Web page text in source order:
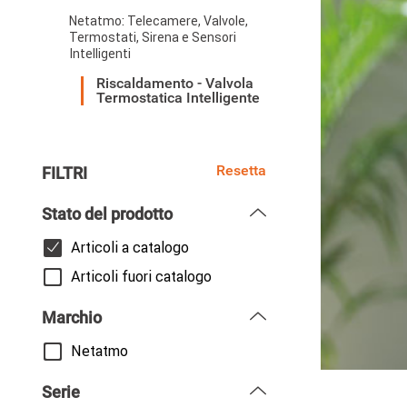
Netatmo: Telecamere, Valvole,
Termostati, Sirena e Sensori
Intelligenti
Riscaldamento - Valvola
Termostatica Intelligente
FILTRI Resetta
Stato del prodotto
Articoli a catalogo
Articoli fuori catalogo
Marchio
Netatmo
Serie